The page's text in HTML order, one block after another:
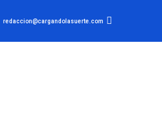
redaccion@cargandolasuerte.com